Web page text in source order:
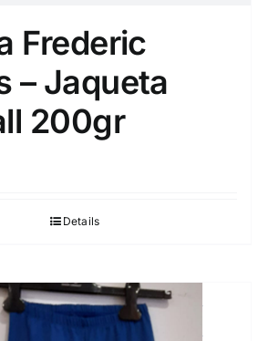
Frederic
– Jaqueta
200gr
Details